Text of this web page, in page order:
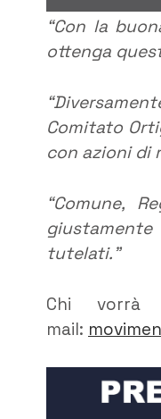
“Con la
ottenga
Comitato
con azioni di
“Comune,
tutelati.”
Chi
mail: